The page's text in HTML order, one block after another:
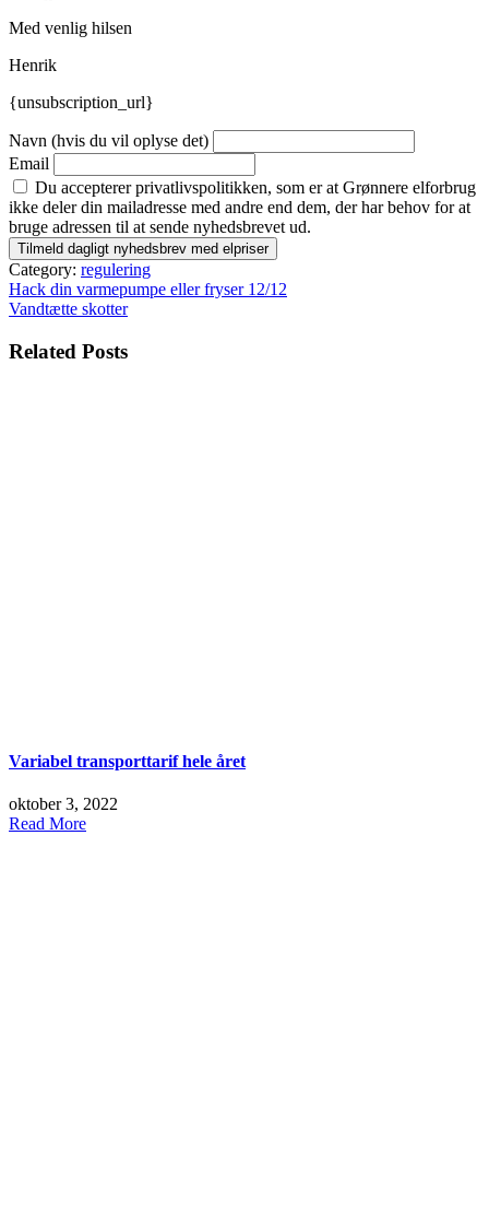
Med venlig hilsen
Henrik
{unsubscription_url}
Navn (hvis du vil oplyse det)
Email
Du accepterer privatlivspolitikken, som er at Grønnere elforbrug
ikke deler din mailadresse med andre end dem, der har behov for at
bruge adressen til at sende nyhedsbrevet ud.
Category: regulering
Indlægsnavigation
Hack din varmepumpe eller fryser 12/12
Vandtætte skotter
Related Posts
Variabel transporttarif hele året
oktober 3, 2022
Read More